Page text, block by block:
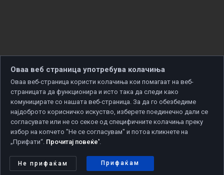
Copyright © 2026 Developed by
Политика за приватност | Политика за колачиња
Оваа веб страница употребува колачиња
Оваа веб-страница користи колачиња кои помагаат на веб-
страницата да функционира и исто така да следи како
комуницирате со нашата веб-страница. За да го обезбедиме
најдоброто корисничко искуство, изберете поединечно дали се
согласувате или не со секое од специфичните колачиња преку
избор на копчето "Не се согласувам" и потоа кликнете на
„Прифати“. Прочитај повеќе'.
Не прифаќам Прифаќам